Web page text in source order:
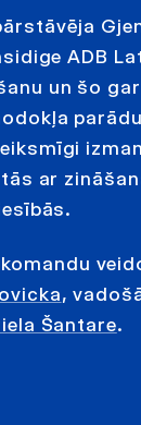
ADB
un šo
ar
komandu
,
Šantare.